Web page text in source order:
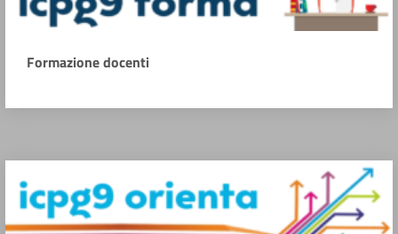
Formazione docenti